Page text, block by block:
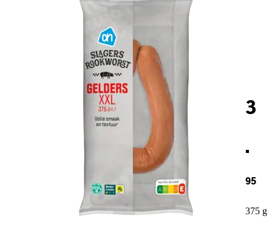
3
.
95
375 g